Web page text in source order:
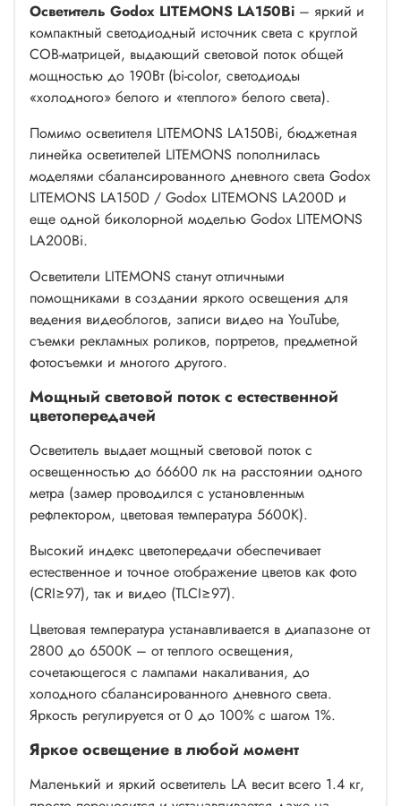
Осветитель Godox LITEMONS LA150Bi – яркий и
компактный светодиодный источник света с круглой
COB-матрицей, выдающий световой поток общей
мощностью до 190Вт (bi-color, светодиоды
«холодного» белого и «теплого» белого света).
Помимо осветителя LITEMONS LA150Bi, бюджетная
линейка осветителей LITEMONS пополнилась
моделями сбалансированного дневного света Godox
LITEMONS LA150D / Godox LITEMONS LA200D и
еще одной биколорной моделью Godox LITEMONS
LA200Bi.
Осветители LITEMONS станут отличными
помощниками в создании яркого освещения для
ведения видеоблогов, записи видео на YouTube,
съемки рекламных роликов, портретов, предметной
фотосъемки и многого другого.
Мощный световой поток с естественной
цветопередачей
Осветитель выдает мощный световой поток с
освещенностью до 66600 лк на расстоянии одного
метра (замер проводился с установленным
рефлектором, цветовая температура 5600К).
Высокий индекс цветопередачи обеспечивает
естественное и точное отображение цветов как фото
(CRI≥97), так и видео (TLCI≥97).
Цветовая температура устанавливается в диапазоне от
2800 до 6500К – от теплого освещения,
сочетающегося с лампами накаливания, до
холодного сбалансированного дневного света.
Яркость регулируется от 0 до 100% с шагом 1%.
Яркое освещение в любой момент
Маленький и яркий осветитель LA весит всего 1.4 кг,